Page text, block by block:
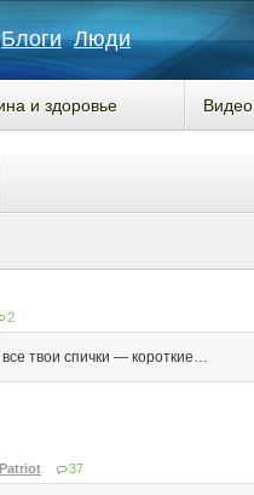
Блоги Люди
и здоровье Видео
2
твои спички — короткие…
37